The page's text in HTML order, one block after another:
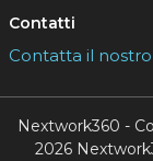
Contatti
Contatta il
Nextwork360 -
2026